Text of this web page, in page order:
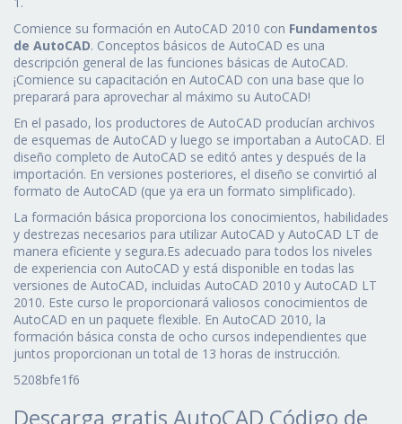
Comience su formación en AutoCAD 2010 con Fundamentos
de AutoCAD. Conceptos básicos de AutoCAD es una
descripción general de las funciones básicas de AutoCAD.
¡Comience su capacitación en AutoCAD con una base que lo
preparará para aprovechar al máximo su AutoCAD!
En el pasado, los productores de AutoCAD producían archivos
de esquemas de AutoCAD y luego se importaban a AutoCAD. El
diseño completo de AutoCAD se editó antes y después de la
importación. En versiones posteriores, el diseño se convirtió al
formato de AutoCAD (que ya era un formato simplificado).
La formación básica proporciona los conocimientos, habilidades
y destrezas necesarios para utilizar AutoCAD y AutoCAD LT de
manera eficiente y segura.Es adecuado para todos los niveles
de experiencia con AutoCAD y está disponible en todas las
versiones de AutoCAD, incluidas AutoCAD 2010 y AutoCAD LT
2010. Este curso le proporcionará valiosos conocimientos de
AutoCAD en un paquete flexible. En AutoCAD 2010, la
formación básica consta de ocho cursos independientes que
juntos proporcionan un total de 13 horas de instrucción.
5208bfe1f6
Descarga gratis AutoCAD Código de